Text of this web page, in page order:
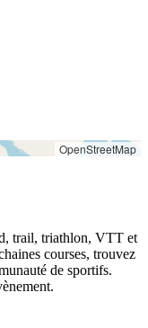
OpenStreetMap
trail, triathlon, VTT et
courses, trouvez
de sportifs.